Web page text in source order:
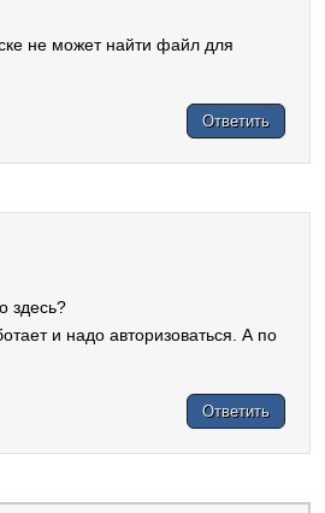
не может найти файл для
Ответить
здесь?
и надо авторизоваться. А по
Ответить